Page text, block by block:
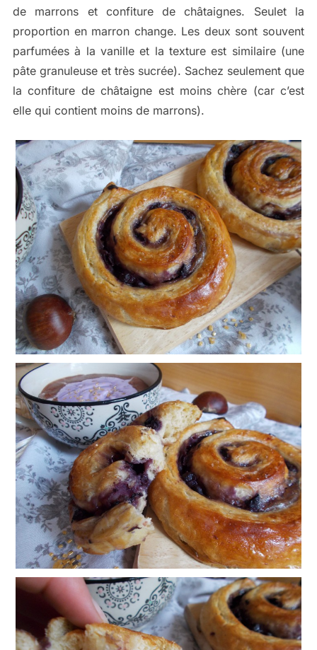
de marrons et confiture de châtaignes. Seulet la
proportion en marron change. Les deux sont souvent
parfumées à la vanille et la texture est similaire (une
pâte granuleuse et très sucrée). Sachez seulement que
la confiture de châtaigne est moins chère (car c’est
elle qui contient moins de marrons).